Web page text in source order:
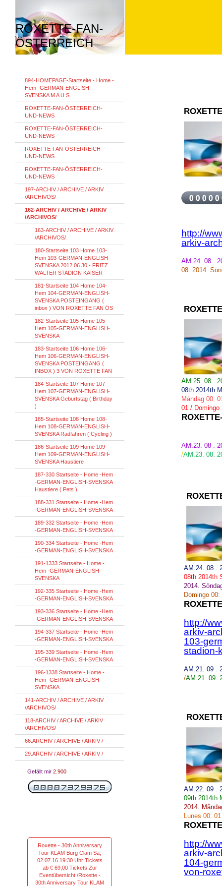
ROXETTE-FAN-
ÖSTERREICH
http://
arkiv-
AM.24. 08 .
08. 2014.
AM.25. 08 .
08th 2014th
Måndag 00:
01 / Domingo
AM.23. 08 .
/AM.23. 08.
AM.24. 08 .
08th 2014th
2014.
Domingo 00:
http://
arkiv-
103-
stadion-
AM.21. 09 .
/AM .21. 09.
AM.22. 09 .
09th 2014th
2014.
Lunes 00: 01
http://
arkiv-
104-
von-
894-HOMEPAGE-Startseite - Home -
Hem -GERMAN-ENGLISH-
SVENSKA M A U S
ROXETTE-FAN-ÖSTERREICH-
UND-NEWS
ROXETTE-FAN-ÖSTERREICH-
UND-NEWS
ROXETTE-FAN-ÖSTERREICH-
UND-NEWS
ROXETTE-FAN-ÖSTERREICH-
UND-NEWS
197-ARCHIV / ARCHIVE / ARKIV
/ARCHIVOS/
162-ARCHIV / ARCHIVE / ARKIV
/ARCHIVOS/
163-ARCHIV / ARCHIVE / ARKIV
/ARCHIVOS/
180-Startseite 103 Home 103-
Hem 103-GERMAN-ENGLISH-
SVENSKA 2012.06.30 - FRITZ
WALTER STADION KAISER
181-Startseite 104 Home 104-
Hem 104-GERMAN-ENGLISH-
SVENSKA POSTEINGANG (
inbox ) VON ROXETTE FAN ÖS
182-Startseite 105 Home 105-
Hem 105-GERMAN-ENGLISH-
SVENSKA
183-Startseite 106 Home 106-
Hem 106-GERMAN-ENGLISH-
SVENSKA POSTEINGANG (
INBOX ) 3 VON ROXETTE FAN
184-Startseite 107 Home 107-
Hem 107-GERMAN-ENGLISH-
SVENSKA Geburtstag ( Birthday
)
185-Startseite 108 Home 108-
Hem 108-GERMAN-ENGLISH-
SVENSKA Radfahren ( Cycling )
186-Startseite 109 Home 109-
Hem 109-GERMAN-ENGLISH-
SVENSKA Haustiere
187-330 Startseite - Home -Hem
-GERMAN-ENGLISH-SVENSKA
Haustiere ( Pets )
188-331 Startseite - Home -Hem
-GERMAN-ENGLISH-SVENSKA
189-332 Startseite - Home -Hem
-GERMAN-ENGLISH-SVENSKA
190-334 Startseite - Home -Hem
-GERMAN-ENGLISH-SVENSKA
191-1333 Startseite - Home -
Hem -GERMAN-ENGLISH-
SVENSKA
192-335 Startseite - Home -Hem
-GERMAN-ENGLISH-SVENSKA
193-336 Startseite - Home -Hem
-GERMAN-ENGLISH-SVENSKA
194-337 Startseite - Home -Hem
-GERMAN-ENGLISH-SVENSKA
195-339 Startseite - Home -Hem
-GERMAN-ENGLISH-SVENSKA
196-1338 Startseite - Home -
Hem -GERMAN-ENGLISH-
SVENSKA
141-ARCHIV / ARCHIVE / ARKIV
/ARCHIVOS/
118-ARCHIV / ARCHIVE / ARKIV
/ARCHIVOS/
66.ARCHIV / ARCHIVE / ARKIV /
29.ARCHIV / ARCHIVE / ARKIV /
Gefällt mir 2.900
Roxette - 30th Anniversary
Tour KLAM Burg Clam Sa,
02.07.16 19:30 Uhr Tickets
ab € 69,00 Tickets Zur
Eventübersicht /Roxette -
30th Anniversary Tour KLAM